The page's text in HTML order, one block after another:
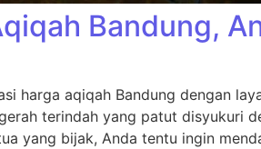
Bandung,
harga aqiqah Bandung dengan
terindah yang patut disyukuri
yang bijak, Anda tentu ingin